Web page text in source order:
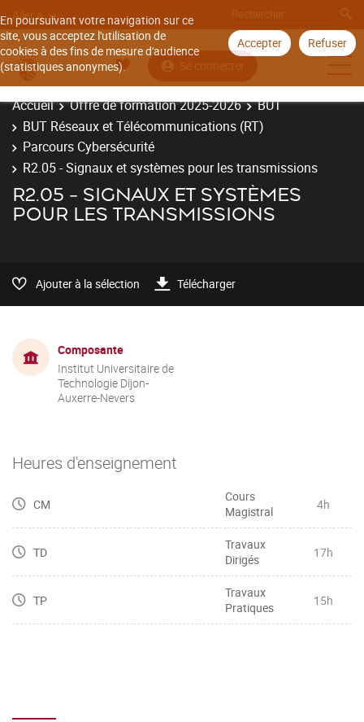
En poursuivant votre navigation sur ce
site, vous acceptez l'utilisation de
cookies à des fins de mesure d'audience
(statistiques anonymes).
Accepter Refuser
Aller à
Se connecter
Accueil Offre de formation 2025-2026
BUT
BUT Réseaux et Télécommunications (RT)
Parcours Cybersécurité
R2.05 - Signaux et systèmes pour les transmissions
R2.05 - SIGNAUX ET SYSTÈMES
POUR LES TRANSMISSIONS
Ajouter à la sélection Télécharger
Composante
Institut Universitaire de
Technologie Dijon-
Auxerre-Nevers
Heures d'enseignement
CM
Cours
Magistral
4h
TD
Travaux
Dirigés
17h
TP
Travaux
Pratiques
15h